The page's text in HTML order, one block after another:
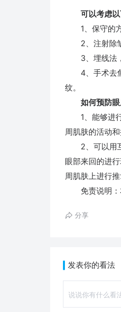
可以考虑以
1、保守的方
2、注射除皱
3、埋线法，
4、手术去鱼
纹。
如何预防眼
1、能够进行
周肌肤的活动和
2、可以用互
眼部来回的进
周肌肤上进行
免责说明：
分享
发表你的看法